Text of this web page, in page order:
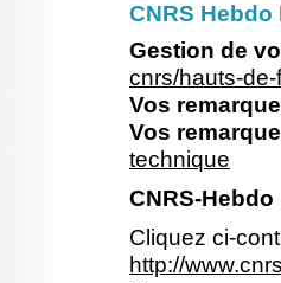
CNRS
Gestion de
cnrs/hauts-
Vos
Vos
technique
CNRS-
Cliquez ci-
http://